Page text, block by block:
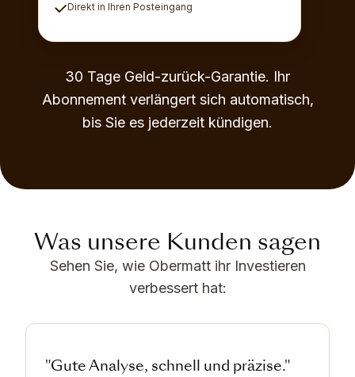
Direkt in Ihren Posteingang
30 Tage Geld-zurück-Garantie. Ihr
Abonnement verlängert sich automatisch,
bis Sie es jederzeit kündigen.
Was unsere Kunden sagen
Sehen Sie, wie Obermatt ihr Investieren
verbessert hat:
"Gute Analyse, schnell und präzise."